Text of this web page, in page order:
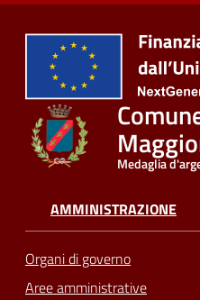
Medaglia
AMMINISTRAZIONE
Organi di governo
Aree amministrative